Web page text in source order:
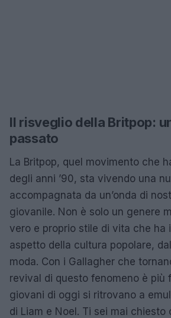
Il risveglio della Britpop:
passato
La Britpop, quel movimento che
degli anni ’90, sta vivendo una
accompagnata da un’onda di
giovanile. Non è solo un genere
vero e proprio stile di vita che ha
aspetto della cultura popolare,
moda. Con i Gallagher che
revival di questo fenomeno è più
giovani di oggi si ritrovano a
di Liam e Noel. Ti sei mai chiesto